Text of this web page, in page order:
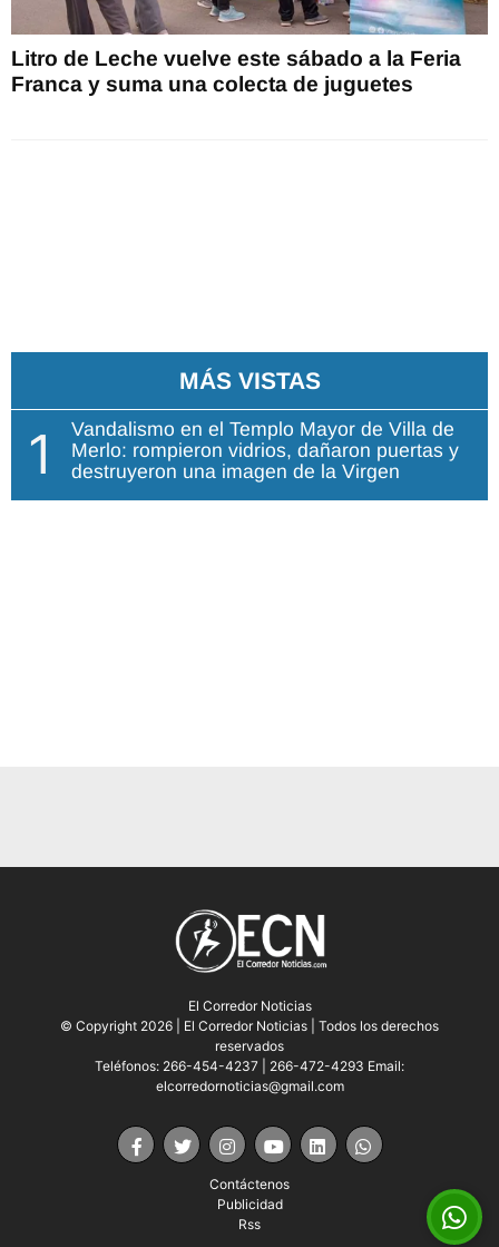
Litro de Leche vuelve este sábado a la Feria
Franca y suma una colecta de juguetes
MÁS VISTAS
1
Vandalismo en el Templo Mayor de Villa de
Merlo: rompieron vidrios, dañaron puertas y
destruyeron una imagen de la Virgen
El Corredor Noticias
© Copyright 2026 | El Corredor Noticias | Todos los derechos
reservados
Teléfonos: 266-454-4237 | 266-472-4293 Email:
elcorredornoticias@gmail.com
Contáctenos
Publicidad
Rss